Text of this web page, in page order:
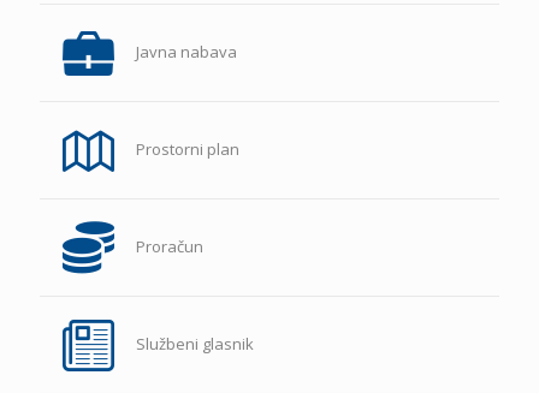
Javna nabava
Prostorni plan
Proračun
Službeni glasnik